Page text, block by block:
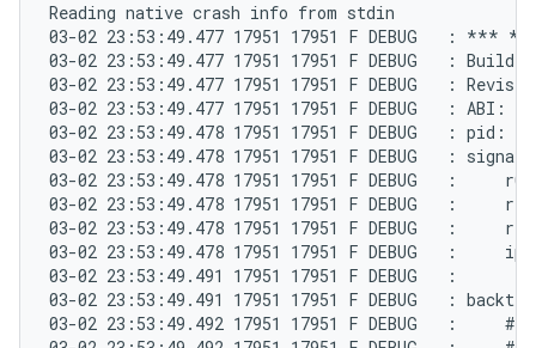
Reading native crash info from stdin
03-02 23:53:49.477 17951 17951 F
03-02 23:53:49.477 17951 17951 F DEBUG   :
03-02 23:53:49.477 17951 17951 F DEBUG   :
03-02 23:53:49.477 17951 17951 F DEBUG   : ABI:
03-02 23:53:49.478 17951 17951 F DEBUG   : pid:
03-02 23:53:49.478 17951 17951 F DEBUG   : signal
03-02 23:53:49.478 17951 17951 F DEBUG   :     r0
03-02 23:53:49.478 17951 17951 F DEBUG   :     r4
03-02 23:53:49.478 17951 17951 F DEBUG   :
03-02 23:53:49.478 17951 17951 F DEBUG   :     ip
03-02 23:53:49.491 17951 17951 F DEBUG   :
03-02 23:53:49.491 17951 17951 F DEBUG   :
03-02 23:53:49.492 17951 17951 F DEBUG   :